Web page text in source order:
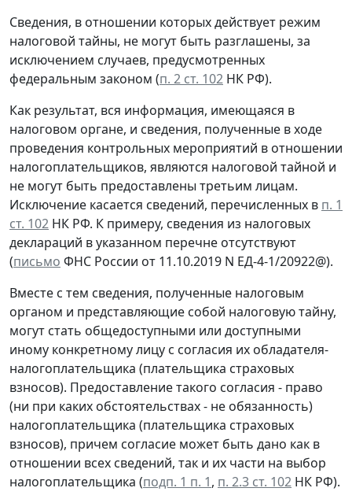
Сведения, в отношении которых действует режим
налоговой тайны, не могут быть разглашены, за
исключением случаев, предусмотренных
федеральным законом (п. 2 ст. 102 НК РФ).
Как результат, вся информация, имеющаяся в
налоговом органе, и сведения, полученные в ходе
проведения контрольных мероприятий в отношении
налогоплательщиков, являются налоговой тайной и
не могут быть предоставлены третьим лицам.
Исключение касается сведений, перечисленных в п. 1
ст. 102 НК РФ. К примеру, сведения из налоговых
деклараций в указанном перечне отсутствуют
(письмо ФНС России от 11.10.2019 N ЕД-4-1/20922@).
Вместе с тем сведения, полученные налоговым
органом и представляющие собой налоговую тайну,
могут стать общедоступными или доступными
иному конкретному лицу с согласия их обладателя-
налогоплательщика (плательщика страховых
взносов). Предоставление такого согласия - право
(ни при каких обстоятельствах - не обязанность)
налогоплательщика (плательщика страховых
взносов), причем согласие может быть дано как в
отношении всех сведений, так и их части на выбор
налогоплательщика (подп. 1 п. 1, п. 2.3 ст. 102 НК РФ).